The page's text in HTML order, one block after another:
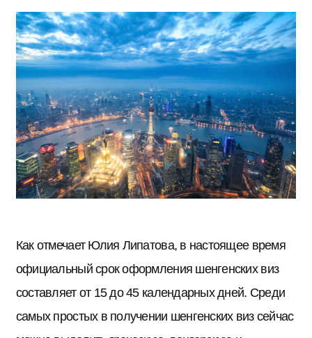
Как отмечает Юлия Липатова, в настоящее время
официальный срок оформления шенгенских виз
составляет от 15 до 45 календарных дней. Среди
самых простых в получении шенгенских виз сейчас